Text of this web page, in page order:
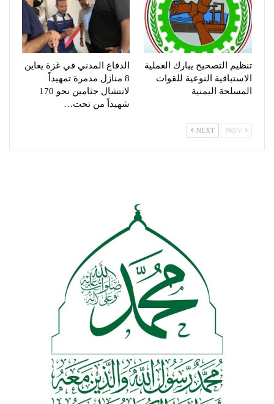
تنظيم التصحيح يبارك العملية
الاستباقية النوعية للقوات
المسلحة اليمنية
الدفاع المدني في غزة يعاين
8 منازل مدمرة تمهيداً
لانتشال جثامين نحو 170
شهيداً من تحت…
NEXT